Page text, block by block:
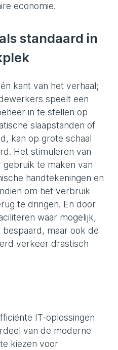
economie.
standaard in
kant van het verhaal;
speelt een
in te stellen op
slaapstanden of
kan op grote schaal
Het stimuleren van
te maken van
handtekeningen en
om het verbruik
te dringen. En door
waar mogelijk,
maar ook de
verkeer drastisch
IT-oplossingen
van de moderne
kiezen voor